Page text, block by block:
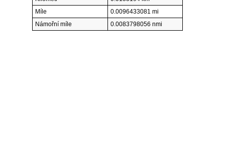
Míle
0.0096433081 mi
Námořní míle
0.0083798056 nmi